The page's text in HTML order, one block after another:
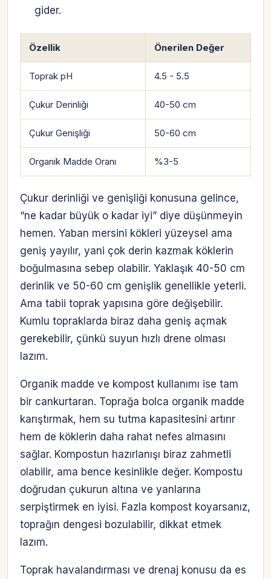
gider.
Özellik Önerilen Değer
Toprak pH 4.5 - 5.5
Çukur Derinliği 40-50 cm
Çukur Genişliği 50-60 cm
Organik Madde Oranı %3-5
Çukur derinliği ve genişliği konusuna gelince,
“ne kadar büyük o kadar iyi” diye düşünmeyin
hemen. Yaban mersini kökleri yüzeysel ama
geniş yayılır, yani çok derin kazmak köklerin
boğulmasına sebep olabilir. Yaklaşık 40-50 cm
derinlik ve 50-60 cm genişlik genellikle yeterli.
Ama tabii toprak yapısına göre değişebilir.
Kumlu topraklarda biraz daha geniş açmak
gerekebilir, çünkü suyun hızlı drene olması
lazım.
Organik madde ve kompost kullanımı ise tam
bir cankurtaran. Toprağa bolca organik madde
karıştırmak, hem su tutma kapasitesini artırır
hem de köklerin daha rahat nefes almasını
sağlar. Kompostun hazırlanışı biraz zahmetli
olabilir, ama bence kesinlikle değer. Kompostu
doğrudan çukurun altına ve yanlarına
serpiştirmek en iyisi. Fazla kompost koyarsanız,
toprağın dengesi bozulabilir, dikkat etmek
lazım.
Toprak havalandırması ve drenaj konusu da es